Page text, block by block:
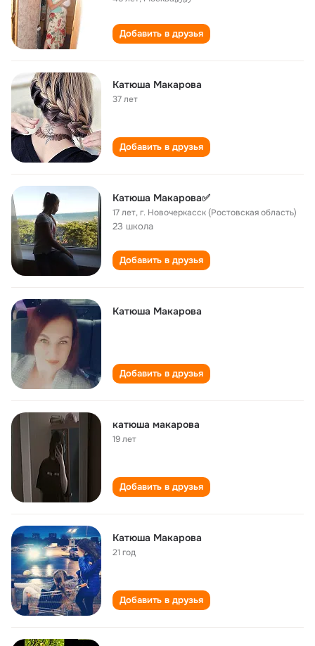
Добавить в друзья
Катюша Макарова
37 лет
Добавить в друзья
Катюша Макарова✅
17 лет,г. Новочеркасск (Ростовская область)
23 школа
Добавить в друзья
Катюша Макарова
Добавить в друзья
катюша макарова
19 лет
Добавить в друзья
Катюша Макарова
21 год
Добавить в друзья